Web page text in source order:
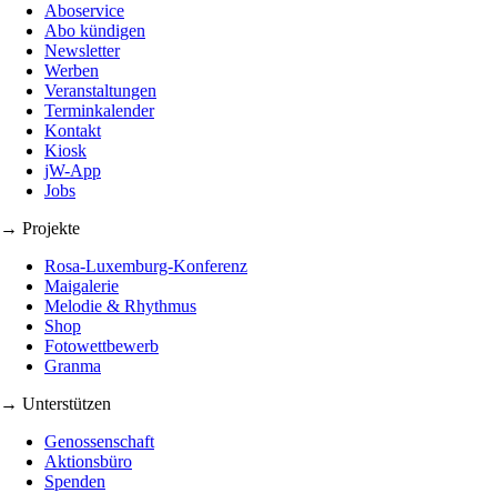
Aboservice
Abo kündigen
Newsletter
Werben
Veranstaltungen
Terminkalender
Kontakt
Kiosk
jW-App
Jobs
→ Projekte
Rosa-Luxemburg-Konferenz
Maigalerie
Melodie & Rhythmus
Shop
Fotowettbewerb
Granma
→ Unterstützen
Genossenschaft
Aktionsbüro
Spenden